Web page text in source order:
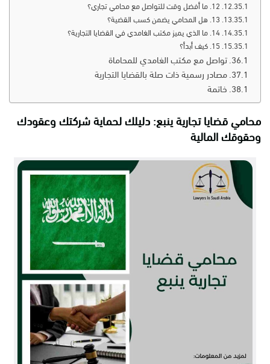
12. ما أفضل وقت للتواصل مع محامي تجاري؟
13. هل المحامي يضمن كسب القضية؟
14. ما الذي يميز مكتب الغامدي في القضايا التجارية؟
15. كيف أبدأ؟
تواصل مع مكتب الغامدي للمحاماة
مصادر رسمية ذات صلة بالقضايا التجارية
خاتمة
محامي قضايا تجارية ينبع: دليلك لحماية شركتك وعقودك
وحقوقك المالية